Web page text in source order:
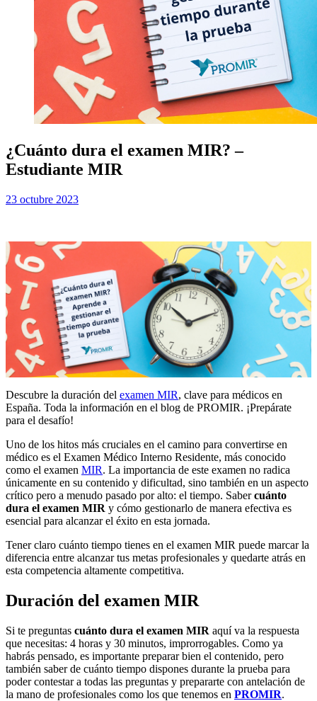
¿Cuánto dura el examen MIR? –
Estudiante MIR
porExamen MIR
Publicada
23 octubre 2023
Descubre la duración del examen MIR, clave para médicos en
España. Toda la información en el blog de PROMIR. ¡Prepárate
para el desafío!
Uno de los hitos más cruciales en el camino para convertirse en
médico es el Examen Médico Interno Residente, más conocido
como el examen MIR. La importancia de este examen no radica
únicamente en su contenido y dificultad, sino también en un aspecto
crítico pero a menudo pasado por alto: el tiempo. Sabercuánto
dura el examen MIR y cómo gestionarlo de manera efectiva es
esencial para alcanzar el éxito en esta jornada.
Tener claro cuánto tiempo tienes en el examen MIR puede marcar la
diferencia entre alcanzar tus metas profesionales y quedarte atrás en
esta competencia altamente competitiva.
Duración del examen MIR
Si te preguntas cuánto dura el examen MIR aquí va la respuesta
que necesitas: 4 horas y 30 minutos, improrrogables. Como ya
habrás pensado, es importante preparar bien el contenido, pero
también saber de cuánto tiempo dispones durante la prueba para
poder contestar a todas las preguntas y prepararte con antelación de
la mano de profesionales como los que tenemos en PROMIR.